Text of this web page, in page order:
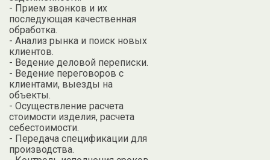
- Прием звонков и их
последующая качественная
обработка.
- Анализ рынка и поиск новых
клиентов.
- Ведение деловой переписки.
- Ведение переговоров с
клиентами, выезды на
объекты.
- Осуществление расчета
стоимости изделия, расчета
себестоимости.
- Передача спецификации для
производства.